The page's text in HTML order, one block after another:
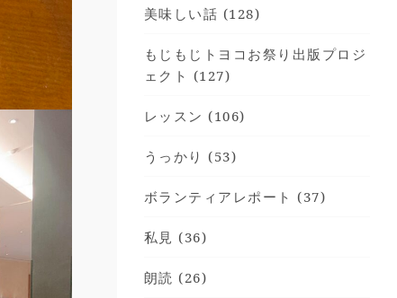
美味しい話 (128)
もじもじトヨコお祭り出版プロジ
ェクト (127)
レッスン (106)
うっかり (53)
ボランティアレポート (37)
私見 (36)
朗読 (26)